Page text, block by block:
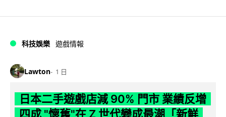
科技娛樂 遊戲情報
Lawton 1 日
日本二手遊戲店減 90% 門市 業績反增
四成 "懷舊"在 Z 世代變成最潮「新鮮